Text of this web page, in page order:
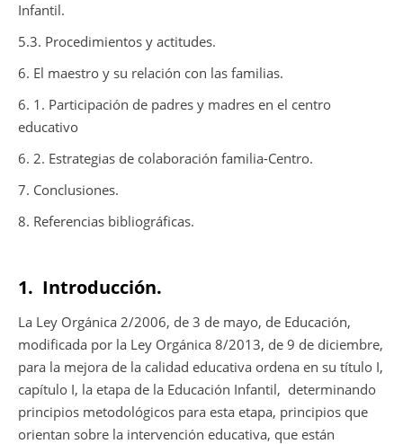
Infantil.
5.3. Procedimientos y actitudes.
6. El maestro y su relación con las familias.
6. 1. Participación de padres y madres en el centro
educativo
6. 2. Estrategias de colaboración familia-Centro.
7. Conclusiones.
8. Referencias bibliográficas.
1. Introducción.
La Ley Orgánica 2/2006, de 3 de mayo, de Educación,
modificada por la Ley Orgánica 8/2013, de 9 de diciembre,
para la mejora de la calidad educativa ordena en su título I,
capítulo I, la etapa de la Educación Infantil, determinando
principios metodológicos para esta etapa, principios que
orientan sobre la intervención educativa, que están